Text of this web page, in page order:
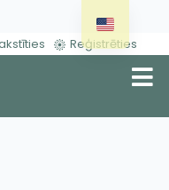
Reģistrēties